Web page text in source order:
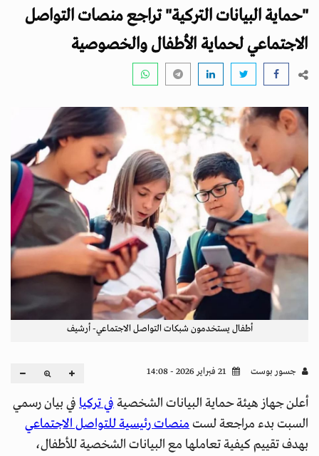
g
a
n
"حماية البيانات التركية" تراجع منصات التواصل
الاجتماعي لحماية الأطفال والخصوصية
أطفال يستخدمون شبكات التواصل الاجتماعي- أرشيف
جسور بوست
أعلن جهاز هيئة حماية البيانات الشخصيةفي تركيا في بيان رسمي
السبت بدء مراجعة لستمنصات رئيسية للتواصل الاجتماعي
بهدف تقييم كيفية تعاملها مع البيانات الشخصية للأطفال،